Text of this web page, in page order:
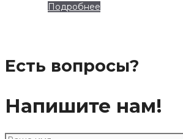
Подробнее
Есть вопросы?
Напишите нам!